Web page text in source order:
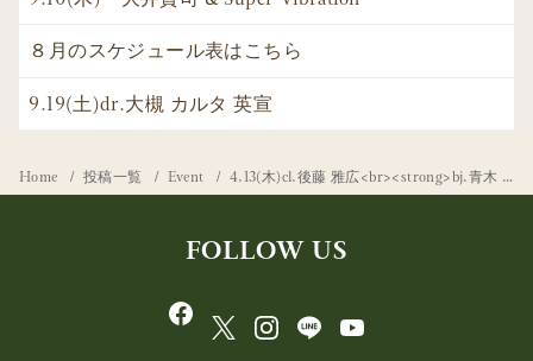
８月のスケジュール表はこちら
9.19(土)dr.大槻 カルタ 英宣
Home 投稿一覧 Event 4.13(木)cl.後藤 雅広<br><strong>bj.青木 研</strong>
FOLLOW US